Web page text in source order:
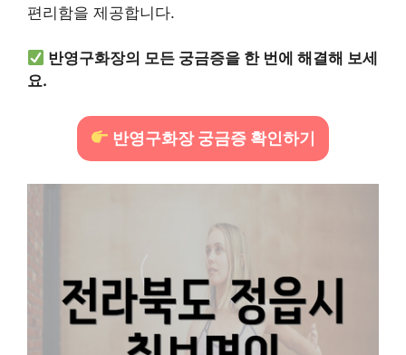
편리함을 제공합니다.
반영구화장의 모든 궁금증을 한 번에 해결해 보세
요.
반영구화장 궁금증 확인하기